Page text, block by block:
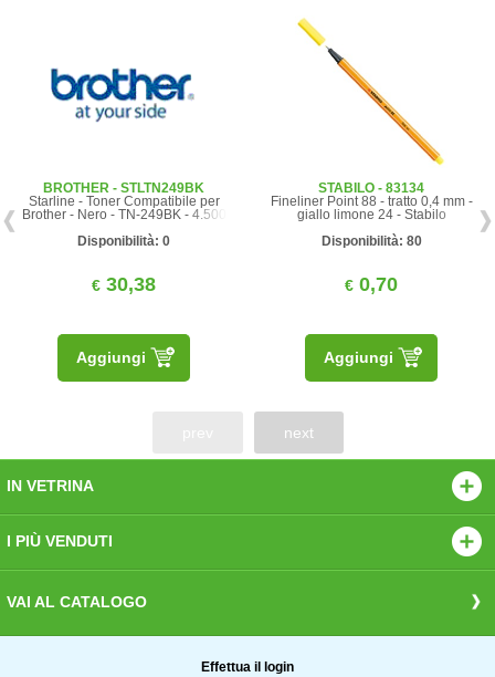
BROTHER - STLTN249BK
Starline - Toner Compatibile per
Brother - Nero - TN-249BK - 4.500
Disponibilità: 0
€ 30,38
Aggiungi
STABILO - 83134
Fineliner Point 88 - tratto 0,4 mm -
giallo limone 24 - Stabilo
Disponibilità: 80
€ 0,70
Aggiungi
next
IN VETRINA
I PIÙ VENDUTI
VAI AL CATALOGO
Effettua il login